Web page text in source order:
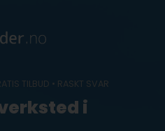
TILBUD • RASKT SVAR
i